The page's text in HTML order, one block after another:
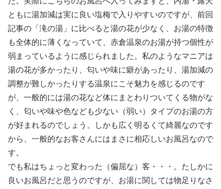
ともに湯加減は実に良い塩梅で入りやすいのですが、前回
記事の「滝の湯」に比べると湯の花が少なく、お湯の特徴
も全体的に薄くなっていて、赤倉温泉のお湯が持つ個性が
弱まっているように感じられました。私のようなマニアは
湯の花が多かったり、匂いや味に癖があったり、湯加減の
調整が難しかったりする温泉にこそ魅力を感じるのです
が、一般的には湯の花など体にまとわりついてくる物がな
く、匂いや味や色なども少ない（弱い）タイプのお湯の方
が好まれるのでしょう。しかも広く明るくて綺麗なのです
から、一般的なお客さんにはまさに相応しいお風呂なので
す。
でも私はちょっと変わった（偏屈な）客・・・。たしかに
良いお風呂だと思うのですが、お湯に関しては物足りなさ